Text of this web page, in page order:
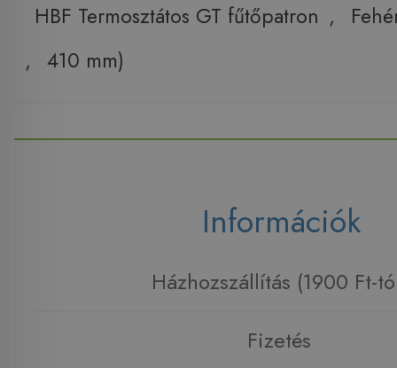
HBF Termosztátos GT fűtőpatron ,
, 410 mm)
Információk
Házhozszállítás (1900 Ft-
Fizetés